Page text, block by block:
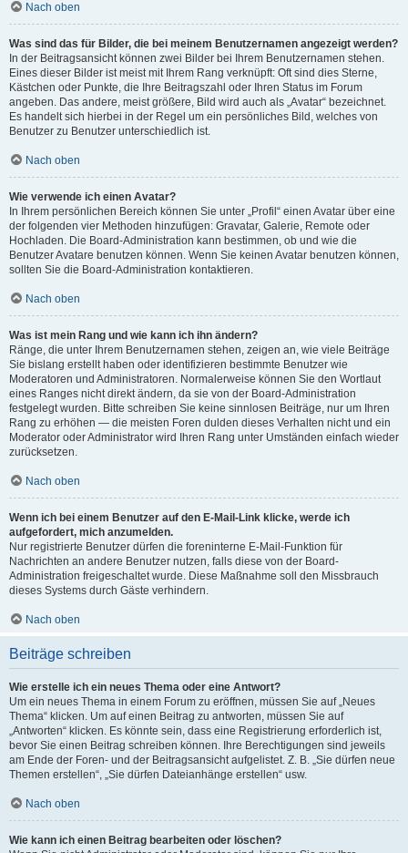
Nach oben
Was sind das für Bilder, die bei meinem Benutzernamen angezeigt werden?
In der Beitragsansicht können zwei Bilder bei Ihrem Benutzernamen stehen.
Eines dieser Bilder ist meist mit Ihrem Rang verknüpft: Oft sind dies Sterne,
Kästchen oder Punkte, die Ihre Beitragszahl oder Ihren Status im Forum
angeben. Das andere, meist größere, Bild wird auch als „Avatar“ bezeichnet.
Es handelt sich hierbei in der Regel um ein persönliches Bild, welches von
Benutzer zu Benutzer unterschiedlich ist.
Nach oben
Wie verwende ich einen Avatar?
In Ihrem persönlichen Bereich können Sie unter „Profil“ einen Avatar über eine
der folgenden vier Methoden hinzufügen: Gravatar, Galerie, Remote oder
Hochladen. Die Board-Administration kann bestimmen, ob und wie die
Benutzer Avatare benutzen können. Wenn Sie keinen Avatar benutzen können,
sollten Sie die Board-Administration kontaktieren.
Nach oben
Was ist mein Rang und wie kann ich ihn ändern?
Ränge, die unter Ihrem Benutzernamen stehen, zeigen an, wie viele Beiträge
Sie bislang erstellt haben oder identifizieren bestimmte Benutzer wie
Moderatoren und Administratoren. Normalerweise können Sie den Wortlaut
eines Ranges nicht direkt ändern, da sie von der Board-Administration
festgelegt wurden. Bitte schreiben Sie keine sinnlosen Beiträge, nur um Ihren
Rang zu erhöhen — die meisten Foren dulden dieses Verhalten nicht und ein
Moderator oder Administrator wird Ihren Rang unter Umständen einfach wieder
zurücksetzen.
Nach oben
Wenn ich bei einem Benutzer auf den E-Mail-Link klicke, werde ich
aufgefordert, mich anzumelden.
Nur registrierte Benutzer dürfen die foreninterne E-Mail-Funktion für
Nachrichten an andere Benutzer nutzen, falls diese von der Board-
Administration freigeschaltet wurde. Diese Maßnahme soll den Missbrauch
dieses Systems durch Gäste verhindern.
Nach oben
Beiträge schreiben
Wie erstelle ich ein neues Thema oder eine Antwort?
Um ein neues Thema in einem Forum zu eröffnen, müssen Sie auf „Neues
Thema“ klicken. Um auf einen Beitrag zu antworten, müssen Sie auf
„Antworten“ klicken. Es könnte sein, dass eine Registrierung erforderlich ist,
bevor Sie einen Beitrag schreiben können. Ihre Berechtigungen sind jeweils
am Ende der Foren- und der Beitragsansicht aufgelistet. Z. B. „Sie dürfen neue
Themen erstellen“, „Sie dürfen Dateianhänge erstellen“ usw.
Nach oben
Wie kann ich einen Beitrag bearbeiten oder löschen?